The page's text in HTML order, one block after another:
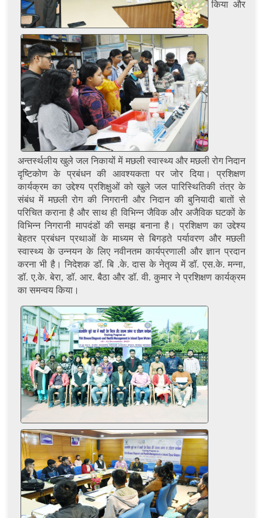
किया और
अन्तर्स्थलीय खुले जल निकायों में मछली स्वास्थ्य और मछली रोग निदान
दृष्टिकोण के प्रबंधन की आवश्यकता पर जोर दिया। प्रशिक्षण
कार्यक्रम का उद्देश्य प्रशिक्षुओं को खुले जल पारिस्थितिकी तंत्र के
संबंध में मछली रोग की निगरानी और निदान की बुनियादी बातों से
परिचित कराना है और साथ ही विभिन्न जैविक और अजैविक घटकों के
विभिन्न निगरानी मापदंडों की समझ बनाना है। प्रशिक्षण का उद्देश्य
बेहतर प्रबंधन प्रथाओं के माध्यम से बिगड़ते पर्यावरण और मछली
स्वास्थ्य के उन्नयन के लिए नवीनतम कार्यप्रणाली और ज्ञान प्रदान
करना भी है। निदेशक डॉ. बि .के. दास के नेतृव्य में डॉ. एस.के. मन्ना,
डॉ. ए.के. बेरा, डॉ. आर. बैठा और डॉ. वी. कुमार ने प्रशिक्षण कार्यक्रम
का समन्वय किया।